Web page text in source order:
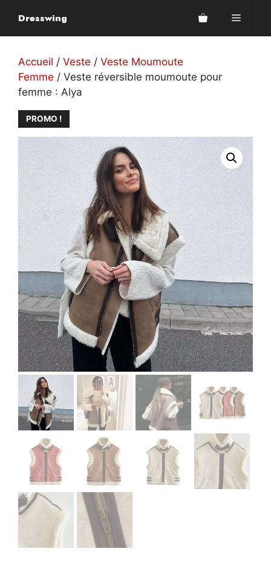
contenu
Dresswing Menu
Accueil / Veste / Veste Moumoute
Femme / Veste réversible moumoute pour
femme : Alya
PROMO !